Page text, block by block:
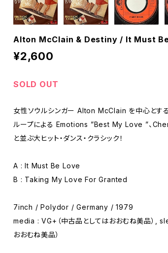
Alton McClain & Destiny / It Must
¥2,600
SOLD OUT
女性ソウルシンガー Alton McClain を中心とす
ループによる Emotions ”Best My Love ”、
と並ぶ大ヒット・ダンス・クラシック！
A : It Must Be Love
B : Taking My Love For Granted
7inch / Polydor / Germany / 1979
media : VG+（中古品としてはおおむね美品）,
おおむね美品）